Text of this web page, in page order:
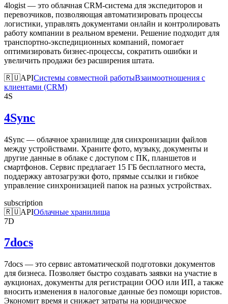
4logist — это облачная CRM-система для экспедиторов и
перевозчиков, позволяющая автоматизировать процессы
логистики, управлять документами онлайн и контролировать
работу компании в реальном времени. Решение подходит для
транспортно-экспедиционных компаний, помогает
оптимизировать бизнес-процессы, сократить ошибки и
увеличить продажи без расширения штата.
🇷🇺APIСистемы совместной работыВзаимоотношения с
клиентами (CRM)
4S
4Sync
4Sync — облачное хранилище для синхронизации файлов
между устройствами. Храните фото, музыку, документы и
другие данные в облаке с доступом с ПК, планшетов и
смартфонов. Сервис предлагает 15 ГБ бесплатного места,
поддержку автозагрузки фото, прямые ссылки и гибкое
управление синхронизацией папок на разных устройствах.
subscription
🇷🇺APIОблачные хранилища
7D
7docs
7docs — это сервис автоматической подготовки документов
для бизнеса. Позволяет быстро создавать заявки на участие в
аукционах, документы для регистрации ООО или ИП, а также
вносить изменения в налоговые данные без помощи юристов.
Экономит время и снижает затраты на юридическое